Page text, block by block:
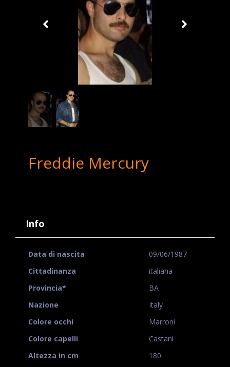
Freddie Mercury
Info
Data di nascita
09/06/1987
Cittadinanza
italiana
Provincia*
BA
Nazione
Italy
Colore occhi
Marroni
Colore capelli
Castani
Altezza in cm
180